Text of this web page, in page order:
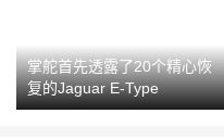
掌舵首先透露了20个精心恢
复的Jaguar E-Type